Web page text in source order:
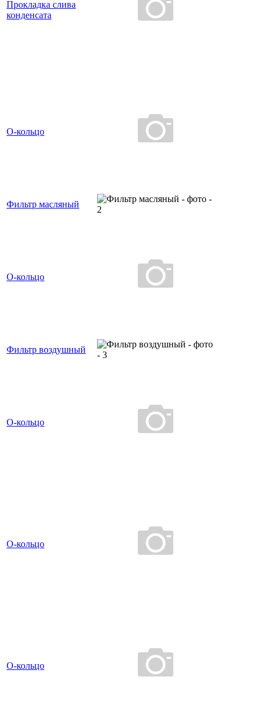
Прокладка слива
конденсата
О-кольцо
Фильтр масляный
О-кольцо
Фильтр воздушный
О-кольцо
О-кольцо
О-кольцо